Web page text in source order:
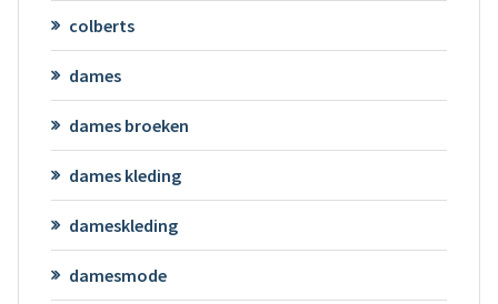
colberts
dames
dames broeken
dames kleding
dameskleding
damesmode